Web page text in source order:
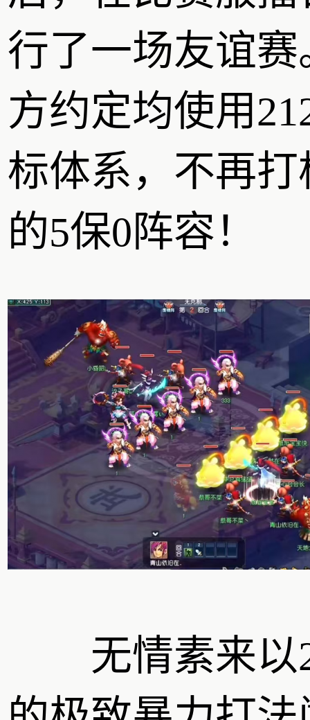
行了一场友谊赛
方约定均使用
标体系，不再打
的5保0阵容！
无情素来以